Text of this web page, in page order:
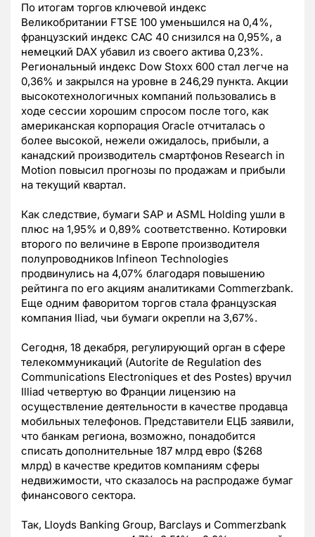
По итогам торгов ключевой индекс
Великобритании FTSE 100 уменьшился на 0,4%,
французский индекс CAC 40 снизился на 0,95%, а
немецкий DAX убавил из своего актива 0,23%.
Региональный индекс Dow Stoxx 600 стал легче на
0,36% и закрылся на уровне в 246,29 пункта. Акции
высокотехнологичных компаний пользовались в
ходе сессии хорошим спросом после того, как
американская корпорация Oracle отчиталась о
более высокой, нежели ожидалось, прибыли, а
канадский производитель смартфонов Research in
Motion повысил прогнозы по продажам и прибыли
на текущий квартал.
Как следствие, бумаги SAP и ASML Holding ушли в
плюс на 1,95% и 0,89% соответственно. Котировки
второго по величине в Европе производителя
полупроводников Infineon Technologies
продвинулись на 4,07% благодаря повышению
рейтинга по его акциям аналитиками Commerzbank.
Еще одним фаворитом торгов стала французская
компания Iliad, чьи бумаги окрепли на 3,67%.
Сегодня, 18 декабря, регулирующий орган в сфере
телекоммуникаций (Autorite de Regulation des
Communications Electroniques et des Postes) вручил
Illiad четвертую во Франции лицензию на
осуществление деятельности в качестве продавца
мобильных телефонов. Представители ЕЦБ заявили,
что банкам региона, возможно, понадобится
списать дополнительные 187 млрд евро ($268
млрд) в качестве кредитов компаниям сферы
недвижимости, что сказалось на распродаже бумаг
финансового сектора.
Так, Lloyds Banking Group, Barclays и Commerzbank